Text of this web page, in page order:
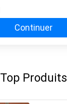
Continuer
Top Produits